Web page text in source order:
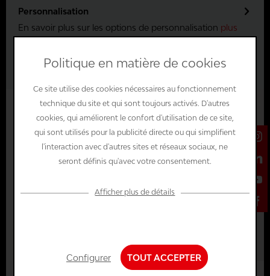
Personnalisation
En savoir plus sur les options de personnalisation plus
Herstellerinformation
Erfahren Sie mehr zu den Herstellerinformationen
CE QUE NOS CLIENTS DISENT DE
CALAGE MOUSSE POUR
SYSTAINER M187
ÉVALUATION
0 %
Politique en matière de cookies
Ce site utilise des cookies nécessaires au fonctionnement
technique du site et qui sont toujours activés. D'autres
cookies, qui améliorent le confort d'utilisation de ce site,
qui sont utilisés pour la publicité directe ou qui simplifient
l'interaction avec d'autres sites et réseaux sociaux, ne
seront définis qu'avec votre consentement.
Nécessaire sur le plan...
Afficher plus de détails
Configurer TOUT ACCEPTER